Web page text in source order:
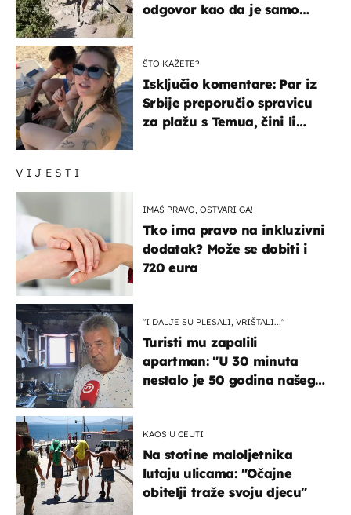
VIJESTI
IMAŠ PRAVO, OSTVARI GA!
Tko ima pravo na inkluzivni
dodatak? Može se dobiti i
720 eura
"I DALJE SU PLESALI, VRIŠTALI..."
Turisti mu zapalili
apartman: "U 30 minuta
nestalo je 50 godina našeg
KAOS U CEUTI
Na stotine maloljetnika
lutaju ulicama: "Očajne
obitelji traže svoju djecu"
odgovor kao da je samo
ŠTO KAŽETE?
Isključio komentare: Par iz
Srbije preporučio spravicu
za plažu s Temua, čini li